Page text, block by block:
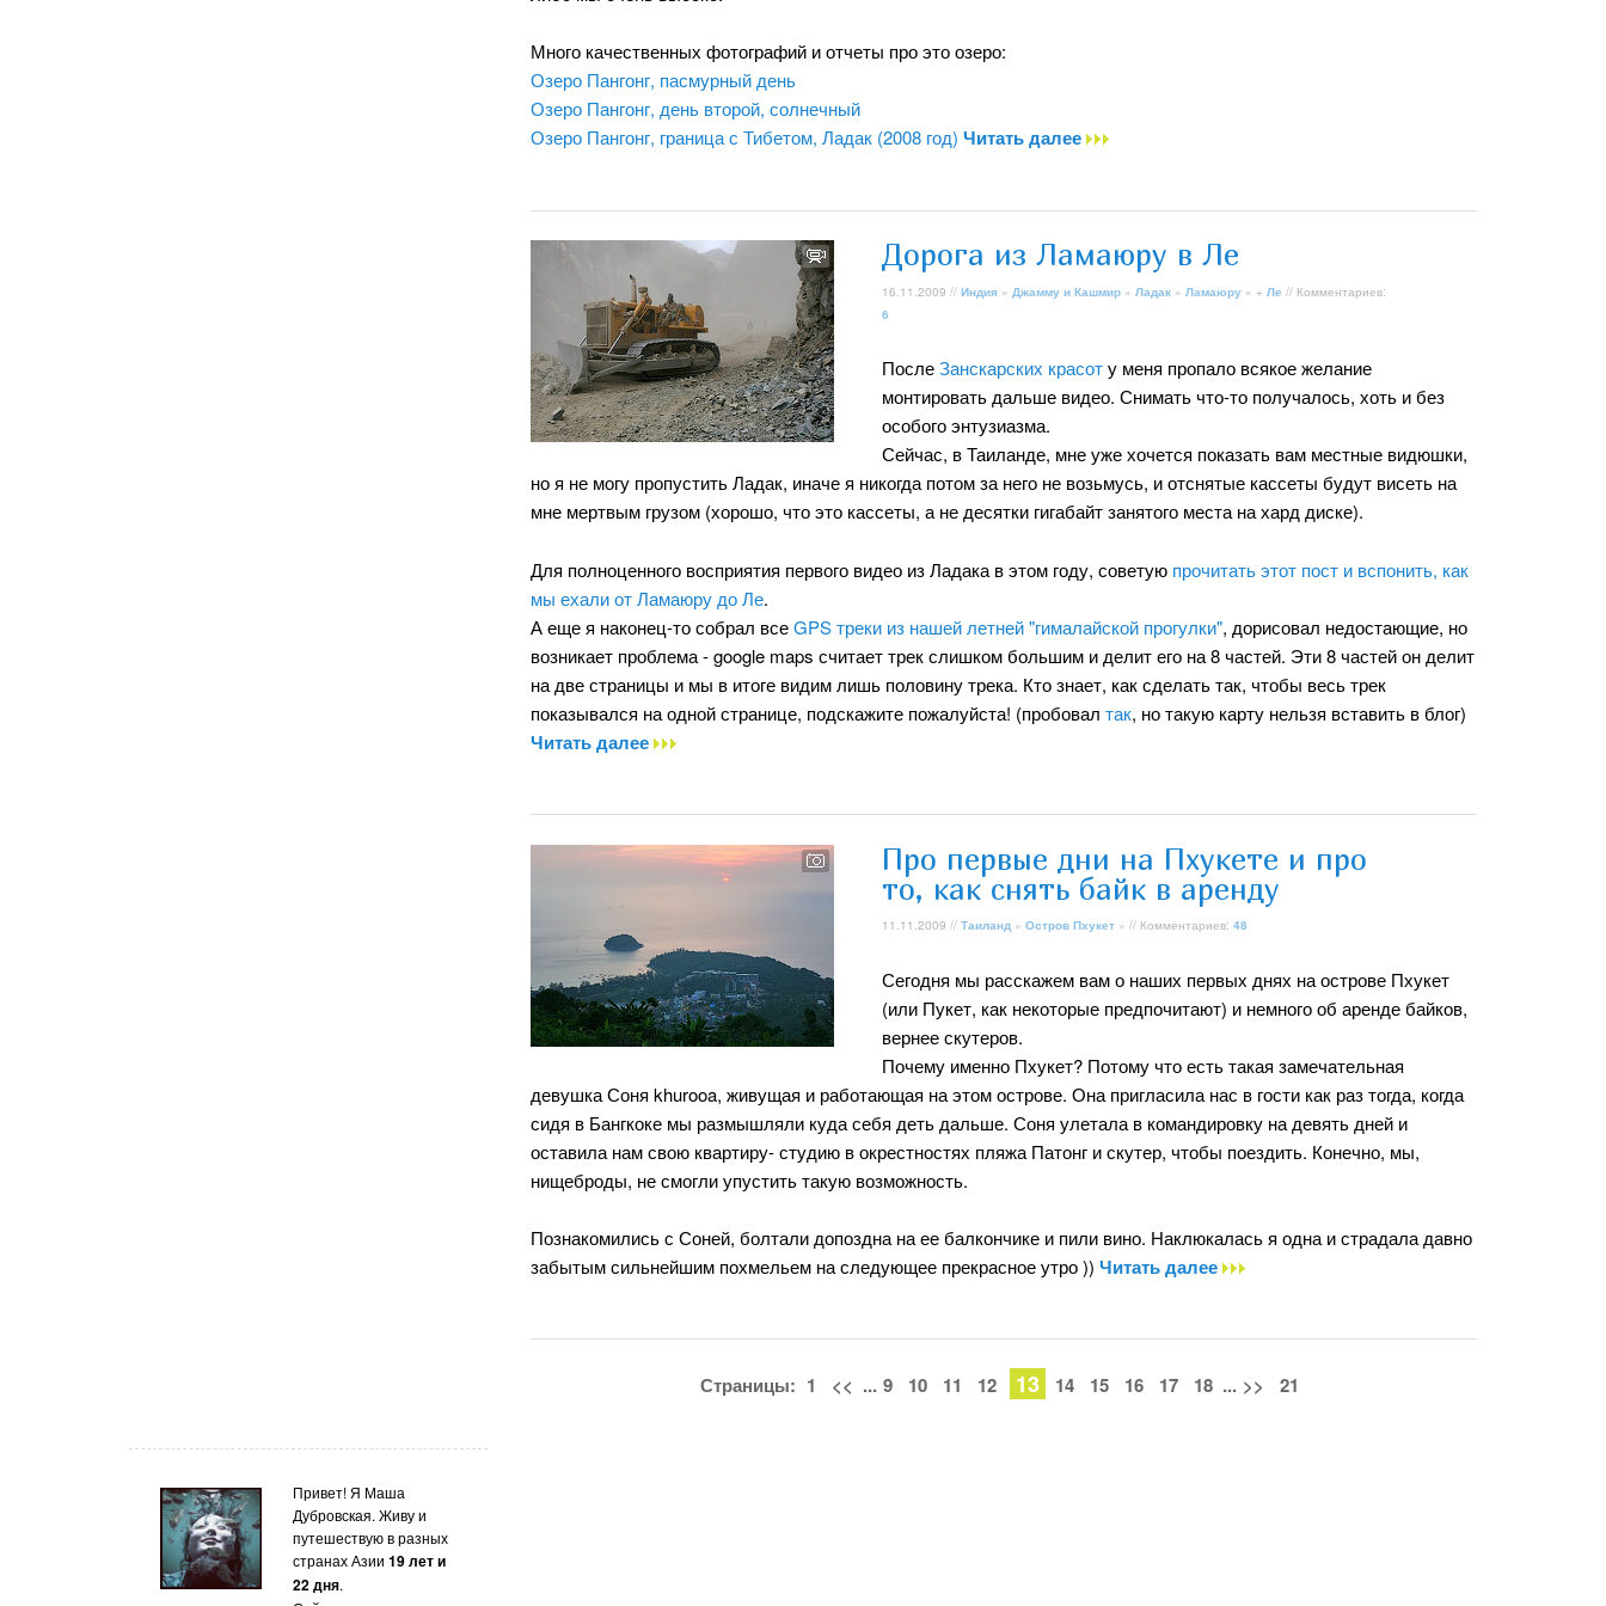
Много качественных фотографий и отчеты про это озеро:
Озеро Пангонг, пасмурный день
Озеро Пангонг, день второй, солнечный
Озеро Пангонг, граница с Тибетом, Ладак (2008 год) Читать далее
Дорога из Ламаюру в Ле
16.11.2009 // Индия » Джамму и Кашмир » Ладак » Ламаюру » + Ле // Комментариев:
6
ПослеЗанскарских красоту меня пропало всякое желание
монтировать дальше видео. Снимать что-то получалось, хоть и без
особого энтузиазма.
Сейчас, в Таиланде, мне уже хочется показать вам местные видюшки,
но я не могу пропустить Ладак, иначе я никогда потом за него не возьмусь, и отснятые кассеты будут висеть на
мне мертвым грузом (хорошо, что это кассеты, а не десятки гигабайт занятого места на хард диске).
Для полноценного восприятия первого видео из Ладака в этом году, советую прочитать этот пост и вспонить, как
мы ехали от Ламаюру до Ле.
А еще я наконец-то собрал всеGPS треки из нашей летней "гималайской прогулки", дорисовал недостающие, но
возникает проблема - google maps считает трек слишком большим и делит его на 8 частей. Эти 8 частей он делит
на две страницы и мы в итоге видим лишь половину трека. Кто знает, как сделать так, чтобы весь трек
показывался на одной странице, подскажите пожалуйста! (пробовал так, но такую карту нельзя вставить в блог)
Читать далее
Про первые дни на Пхукете и про
то, как снять байк в аренду
11.11.2009 // Таиланд » Остров Пхукет » // Комментариев: 48
Сегодня мы расскажем вам о наших первых днях на острове Пхукет
(или Пукет, как некоторые предпочитают) и немного об аренде байков,
вернее скутеров.
Почему именно Пхукет? Потому что есть такая замечательная
девушка Соня khurooa, живущая и работающая на этом острове. Она пригласила нас в гости как раз тогда, когда
сидя в Бангкоке мы размышляли куда себя деть дальше. Соня улетала в командировку на девять дней и
оставила нам свою квартиру- студию в окрестностях пляжа Патонг и скутер, чтобы поездить. Конечно, мы,
нищеброды, не смогли упустить такую возможность.
Познакомились с Соней, болтали допоздна на ее балкончике и пили вино. Наклюкалась я одна и страдала давно
забытым сильнейшим похмельем на следующее прекрасное утро )) Читать далее
Страницы: 1 << ... 9 10 11 12 13 14 15 16 17 18 ... >> 21
Привет! Я Маша
Дубровская. Живу и
путешествую в разных
странах Азии 19 лет и
22 дня.